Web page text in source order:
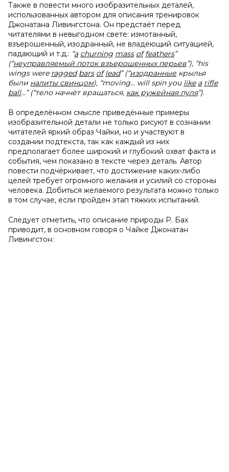
Также в повести много изобразительных деталей,
использованных автором для описания тренировок
Джонатана Ливингстона. Он предстаёт перед
читателями в невыгодном свете: измотанный,
взъерошенный, изодранный, не владеющий ситуацией,
падающий и т.д.: “a churning mass of feathers”
(“неуправляемый поток взъерошенных перьев”), “his
wings were ragged bars of lead” (“изодранные крылья
были налиты свинцом), “moving… will spin you like a rifle
ball…” (“тело начнёт вращаться, как ружейная пуля”).
В определённом смысле приведённые примеры
изобразительной детали не только рисуют в сознании
читателей яркий образ Чайки, но и участвуют в
создании подтекста, так как каждый из них
предполагает более широкий и глубокий охват факта и
события, чем показано в тексте через деталь. Автор
повести подчёркивает, что достижение каких-либо
целей требует огромного желания и усилий со стороны
человека. Добиться желаемого результата можно только
в том случае, если пройден этап тяжких испытаний.
Следует отметить, что описание природы Р. Бах
приводит, в основном говоря о Чайке Джонатан
Ливингстон: